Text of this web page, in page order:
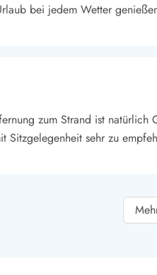
bei jedem Wetter
zum Strand ist natürlich
Sitzgelegenheit sehr zu